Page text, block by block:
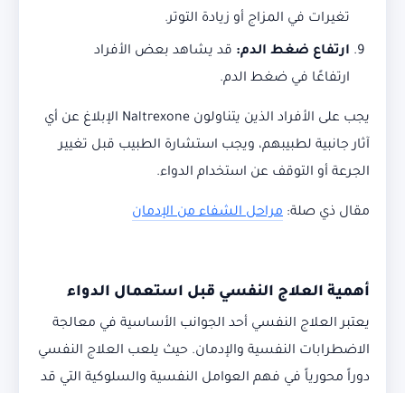
تغيرات في المزاج أو زيادة التوتر.
ارتفاع ضغط الدم: قد يشاهد بعض الأفراد
ارتفاعًا في ضغط الدم.
يجب على الأفراد الذين يتناولون Naltrexone الإبلاغ عن أي
آثار جانبية لطبيبهم، ويجب استشارة الطبيب قبل تغيير
الجرعة أو التوقف عن استخدام الدواء.
مقال ذي صلة: مراحل الشفاء من الإدمان
أهمية العلاج النفسي قبل استعمال الدواء
يعتبر العلاج النفسي أحد الجوانب الأساسية في معالجة
الاضطرابات النفسية والإدمان. حيث يلعب العلاج النفسي
دوراً محورياً في فهم العوامل النفسية والسلوكية التي قد